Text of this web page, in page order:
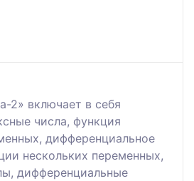
2» включает в себя
числа, функция
дифференциальное
нескольких переменных,
дифференциальные